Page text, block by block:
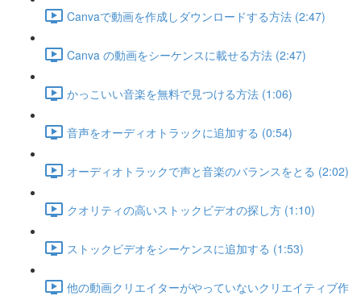
Canvaで動画を作成しダウンロードする方法 (2:47)
Canva の動画をシーケンスに載せる方法 (2:47)
かっこいい音楽を無料で見つける方法 (1:06)
音声をオーディオトラックに追加する (0:54)
オーディオトラックで声と音楽のバランスをとる (2:02)
クオリティの高いストックビデオの探し方 (1:10)
ストックビデオをシーケンスに追加する (1:53)
他の動画クリエイターがやっていないクリエイティブ作